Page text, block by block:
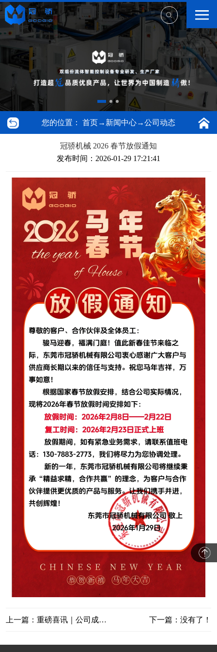
您的位置： 首页→ 新闻中心→公司动态
冠骄机械 2026 春节放假通知
发布时间：2026-01-29 17:21:41
上一篇：重磅喜讯｜公司成功通过ISO体系认证，质量管理迈入新阶段 下一篇：没有了！